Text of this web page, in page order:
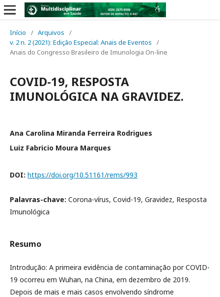
Início / Arquivos
/
v. 2 n. 2 (2021): Edição Especial: Anais de Eventos
/
Anais do Congresso Brasileiro de Imunologia On-line
COVID-19, RESPOSTA
IMUNOLÓGICA NA GRAVIDEZ.
Ana Carolina Miranda Ferreira Rodrigues
Luiz Fabricio Moura Marques
DOI: https://doi.org/10.51161/rems/993
Palavras-chave: Corona-vírus, Covid-19, Gravidez, Resposta
Imunológica
Resumo
Introdução: A primeira evidência de contaminação por COVID-
19 ocorreu em Wuhan, na China, em dezembro de 2019.
Depois de mais e mais casos envolvendo síndrome